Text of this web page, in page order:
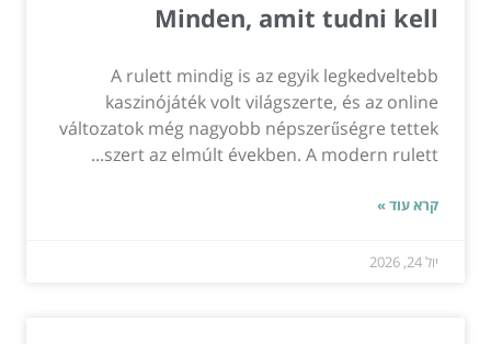
Minden, amit tudni kell
A rulett mindig is az egyik legkedveltebb
kaszinójáték volt világszerte, és az online
változatok még nagyobb népszerűségre tettek
szert az elmúlt években. A modern rulett...
קרא עוד »
יול 24, 2026